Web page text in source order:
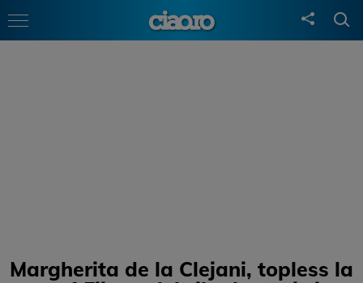
Margherita de la Clejani, topless la